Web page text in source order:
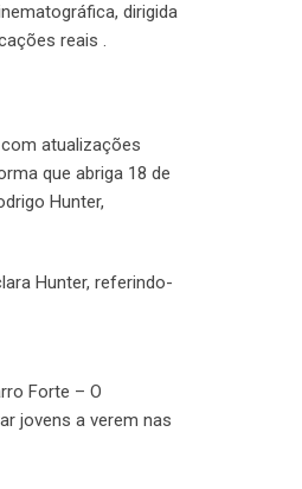
dirigida
reais .
atualizações
que abriga 18 de
Hunter,
Hunter, referindo-
Forte – O
jovens a verem nas